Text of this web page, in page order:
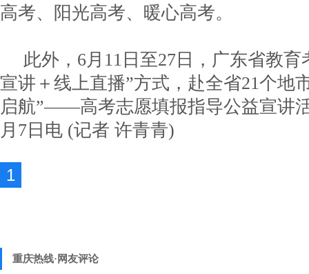
高考、阳光高考、暖心高考。
此外，6月11日至27日，广东省教
宣讲＋线上直播”方式，赴全省21个地
启航”——高考志愿填报指导公益宣讲
月7日电 (记者 许青青)
1
重庆热线·网友评论